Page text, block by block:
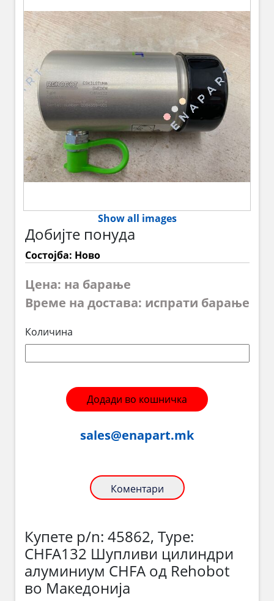
Show all images
Добијте понуда
Состојба: Ново
Цена: на барање
Време на достава: испрати барање
Количина
Додади во кошничка
sales@enapart.mk
Коментари
Купете p/n: 45862, Type:
CHFA132 Шупливи цилиндри
алуминиум CHFA од Rehobot
во Македонија